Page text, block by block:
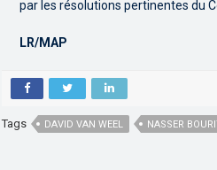
par les résolutions pertinentes du
LR/MAP
Tags DAVID VAN WEEL NASSER